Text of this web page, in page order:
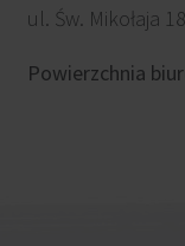
ul. Św. Mikołaja
Powierzchnia